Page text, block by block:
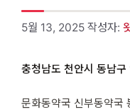
5월 13, 2025 작성자:
충청남도 천안시 동남
문화동약국 신부동약국